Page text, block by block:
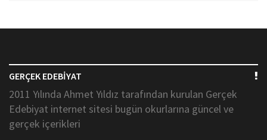
GERÇEK EDEBİYAT
2011 Yılında Ahmet Yıldız tarafından kurulan Gerçek
Edebiyat internet sitesi bugün okurlarına güncel ve
gerçek içerikleri